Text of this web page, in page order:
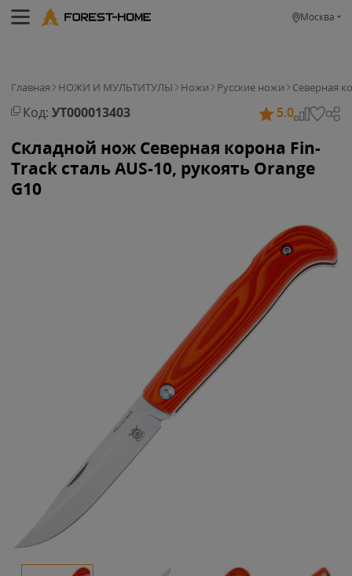
Москва
Главная НОЖИ И МУЛЬТИТУЛЫ Ножи Русские ножи Северная
Код: УТ000013403 5.0
Складной нож Северная корона Fin-
Track сталь AUS-10, рукоять Orange
G10